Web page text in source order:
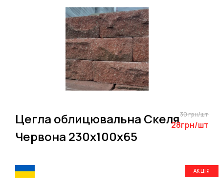
Цегла облицювальна Скеля
Червона 230х100х65
30 грн/шт
28грн/шт
АКЦІЯ